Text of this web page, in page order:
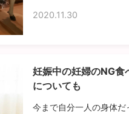
2020.11.30
妊娠中の妊婦のNG食
についても
今まで自分一人の身体